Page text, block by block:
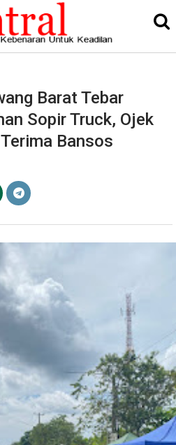
Barat Tebar
Sopir Truck, Ojek
Bansos